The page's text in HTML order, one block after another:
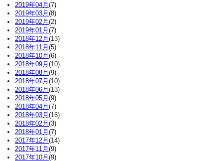
2019年04月 (7)
2019年03月 (8)
2019年02月 (2)
2019年01月 (7)
2018年12月 (13)
2018年11月 (5)
2018年10月 (6)
2018年09月 (10)
2018年08月 (9)
2018年07月 (10)
2018年06月 (13)
2018年05月 (9)
2018年04月 (7)
2018年03月 (16)
2018年02月 (3)
2018年01月 (7)
2017年12月 (14)
2017年11月 (9)
2017年10月 (9)